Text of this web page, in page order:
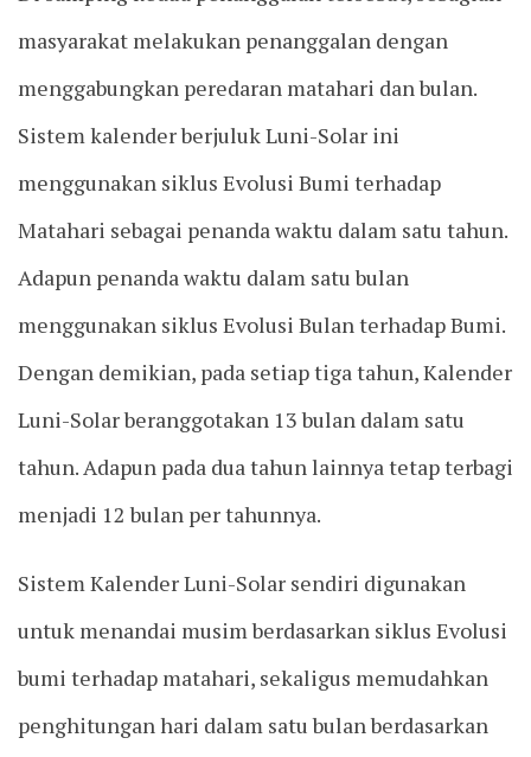
masyarakat melakukan penanggalan dengan
menggabungkan peredaran matahari dan bulan.
Sistem kalender berjuluk Luni-Solar ini
menggunakan siklus Evolusi Bumi terhadap
Matahari sebagai penanda waktu dalam satu tahun.
Adapun penanda waktu dalam satu bulan
menggunakan siklus Evolusi Bulan terhadap Bumi.
Dengan demikian, pada setiap tiga tahun, Kalender
Luni-Solar beranggotakan 13 bulan dalam satu
tahun. Adapun pada dua tahun lainnya tetap terbagi
menjadi 12 bulan per tahunnya.
Sistem Kalender Luni-Solar sendiri digunakan
untuk menandai musim berdasarkan siklus Evolusi
bumi terhadap matahari, sekaligus memudahkan
penghitungan hari dalam satu bulan berdasarkan